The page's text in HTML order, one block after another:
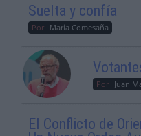
Suelta y confía
Por María Comesaña
Por Juan
El Conflicto de